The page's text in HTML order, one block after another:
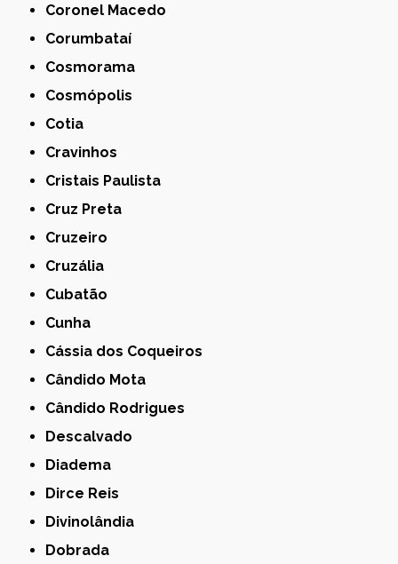
Coronel Macedo
Corumbataí
Cosmorama
Cosmópolis
Cotia
Cravinhos
Cristais Paulista
Cruz Preta
Cruzeiro
Cruzália
Cubatão
Cunha
Cássia dos Coqueiros
Cândido Mota
Cândido Rodrigues
Descalvado
Diadema
Dirce Reis
Divinolândia
Dobrada